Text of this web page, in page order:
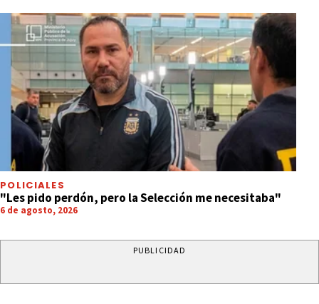
POLICIALES
"Les pido perdón, pero la Selección me necesitaba"
6 de agosto, 2026
PUBLICIDAD